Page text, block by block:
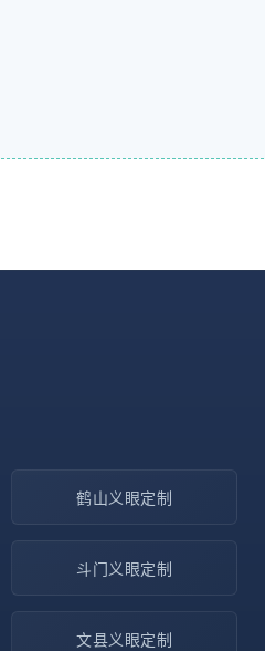
鹤山义眼定制
斗门义眼定制
文县义眼定制